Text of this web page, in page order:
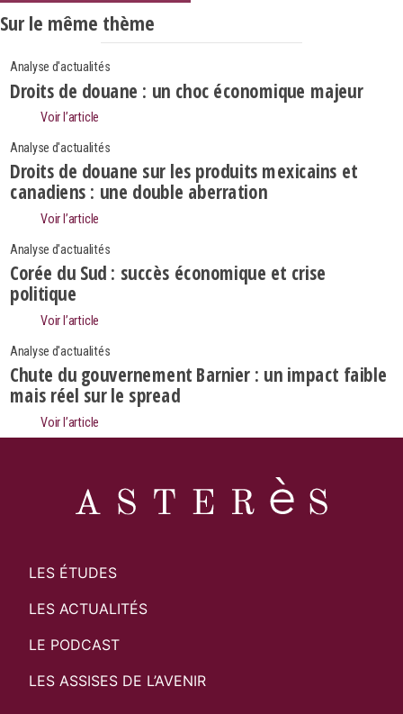
Sur le même thème
Analyse d'actualités
Droits de douane : un choc économique majeur
Voir l’article
Analyse d'actualités
Droits de douane sur les produits mexicains et
canadiens : une double aberration
Voir l’article
Analyse d'actualités
Corée du Sud : succès économique et crise
politique
Voir l’article
Analyse d'actualités
Chute du gouvernement Barnier : un impact faible
mais réel sur le spread
Voir l’article
LES ÉTUDES
LES ACTUALITÉS
LE PODCAST
LES ASSISES DE L’AVENIR
Search
Rechercher